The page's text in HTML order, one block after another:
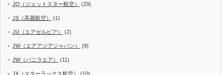
JQ（ジェットスター航空） (29)
JS（高麗航空） (1)
JU（エアセルビア） (2)
JW（エアアジアジャパン） (9)
JW（バニラエア） (11)
JX（スターラックス航空） (10)